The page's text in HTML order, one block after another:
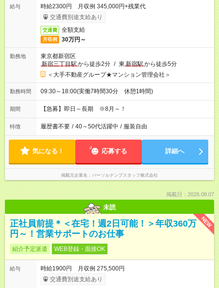
給与
時給2300円 月収例 345,000円+残業代
交通費別途支給あり
交通費 全額支給
月収例 30万円～
勤務地
東京都新宿区
新宿三丁目駅から徒歩2分 / 東 新宿駅から徒歩5分
＜大手不動産グループ★マンション管理会社＞
勤務時間 09:30～18:00(実働7時間30分 休憩1時間)
期間 【急募】即日～長期 ※8月～！
特徴 履歴書不要 / 40～50代活躍中 / 服装自由
気になる！ 応募する 詳細へ
掲載元企業名 パーソルテンプスタッフ株式会社
掲載日：2026.08.07
未読
NEW
正社員前提＊＜在宅！週2日可能！＞年収360万
円～！営業サポートのお仕事
紹介予定派遣 WEB登録・面接OK
給与
時給1900円 月収例 275,500円
交通費別途支給あり